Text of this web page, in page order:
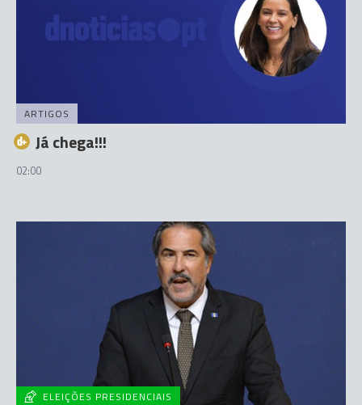
ARTIGOS
Já chega!!!
02:00
ELEIÇÕES PRESIDENCIAIS